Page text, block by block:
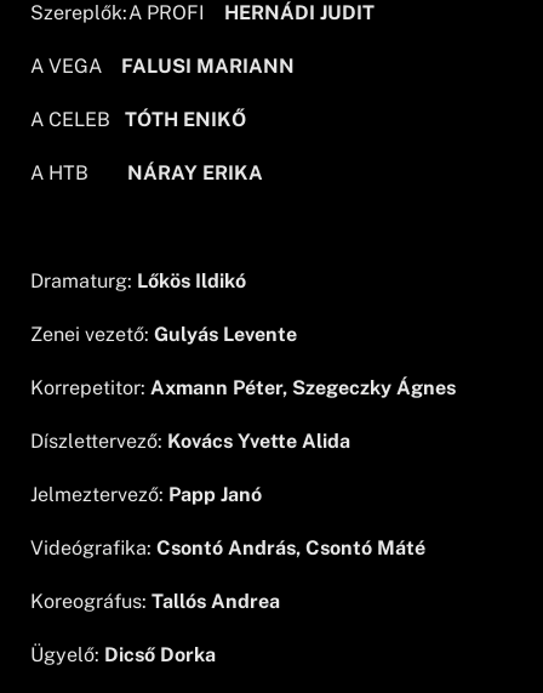
Szereplők:A PROFI HERNÁDI JUDIT
A VEGA FALUSI MARIANN
A CELEB TÓTH ENIKŐ
A HTB NÁRAY ERIKA
Dramaturg: Lőkös Ildikó
Zenei vezető:Gulyás Levente
Korrepetitor: Axmann Péter, Szegeczky Ágnes
Díszlettervező: Kovács Yvette Alida
Jelmeztervező: Papp Janó
Videógrafika:Csontó András, Csontó Máté
Koreográfus:Tallós Andrea
Ügyelő: Dicső Dorka